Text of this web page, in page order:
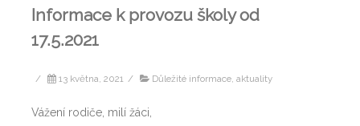
Informace k provozu školy od
17.5.2021
/ 13 května, 2021 / Důležité informace, aktuality
Vážení rodiče, milí žáci,